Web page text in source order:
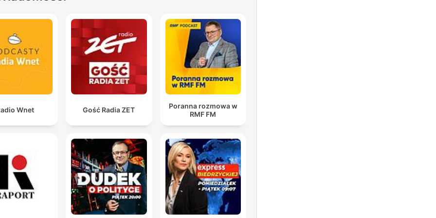
To nie dziecko powinno być systemem ochrony dla
matki. To nie syn powinien zastępować policję,
kuratora, sąd, tylko właśnie system.
00:24:20 · Podkreślenie błędu w działaniu instytucji, które
przerzuciły odpowiedzialność za bezpieczeństwo na członka
rodziny.
On przepraszał po każdej awanturze. Najpierw bił,
00:38:22 · Siostra ofiary opisuje cykl przemocy, w którym
przeprosiny są jedynie elementem manipulacji.
Proszę Was, reagujcie na przemoc. Nie pozwólcie na
krzywdę, nie tylko słabszym, ale po prostu nie
Wnet Gość Radia ZET
Poranna rozmowa w
RMF FM